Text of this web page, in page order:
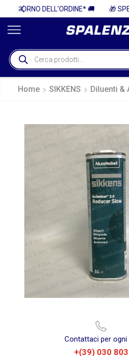
Home SIKKENS Diluenti &
Contattaci per ogni
+(39) 030